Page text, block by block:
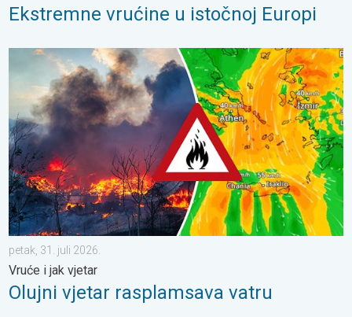
Ekstremne vrućine u istočnoj Europi
Olujni vjetar rasplamsava vatru. Vruće i jak vjetar. . . petak, 31.
petak, 31. juli 2026.
Vruće i jak vjetar
Olujni vjetar rasplamsava vatru